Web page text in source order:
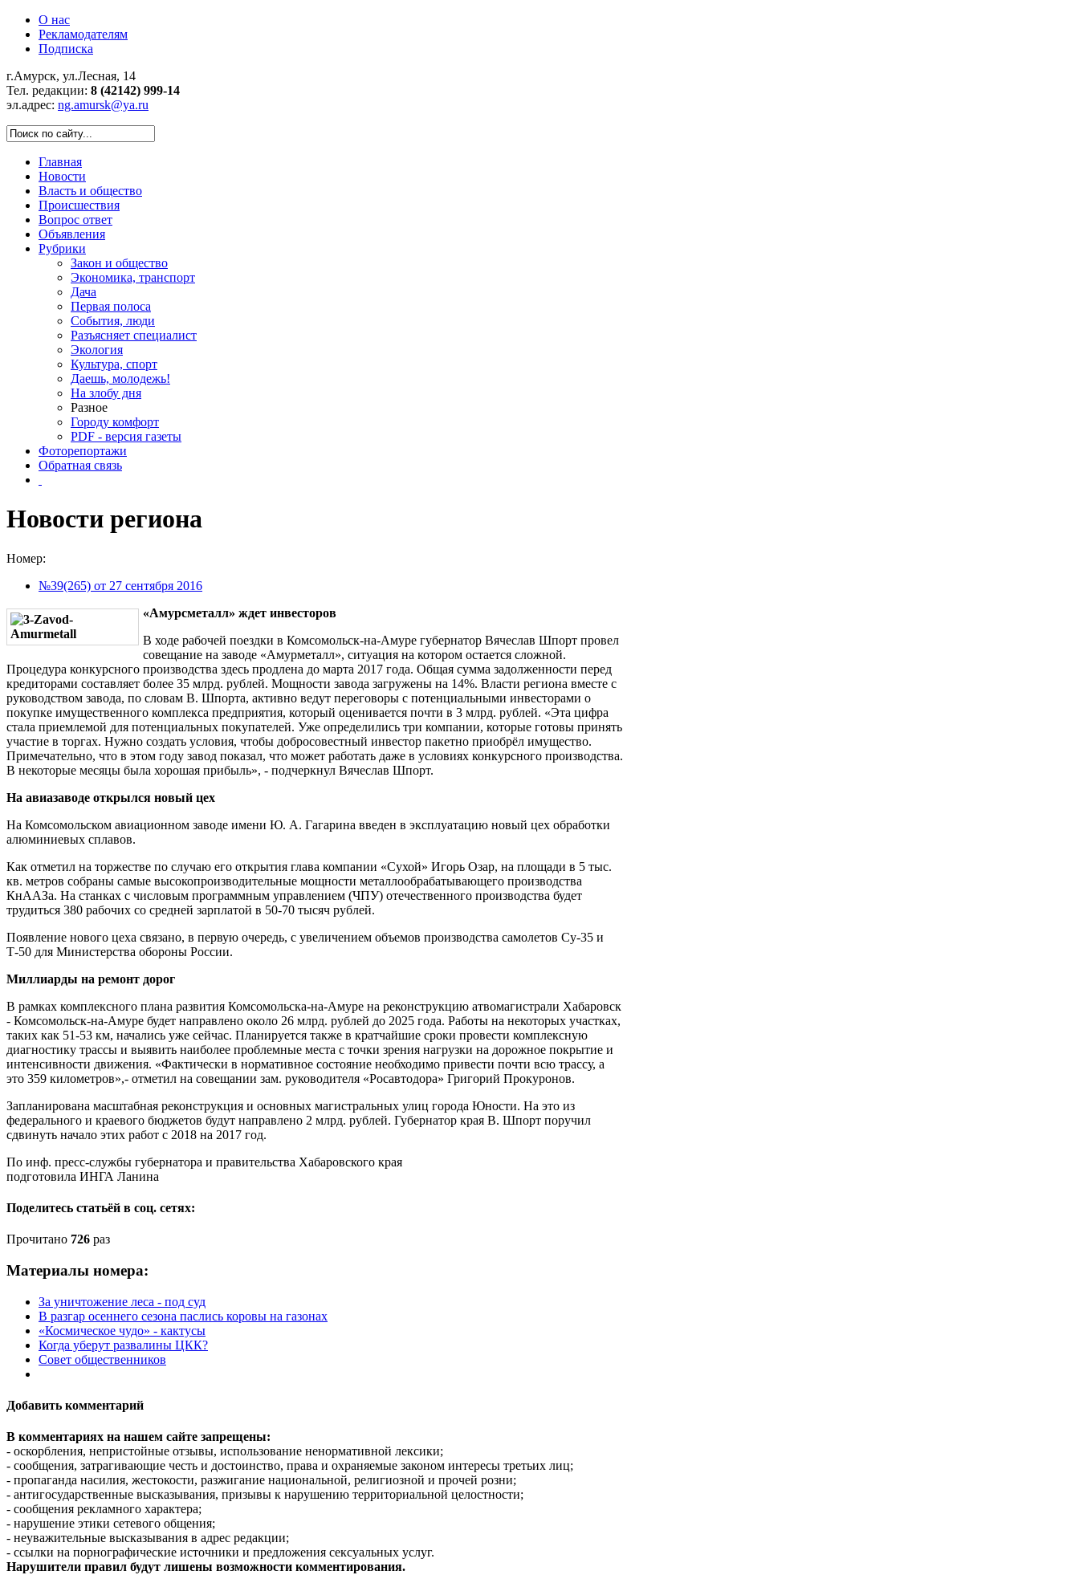
О нас
Рекламодателям
Подписка
г.Амурск, ул.Лесная, 14
Тел. редакции: 8 (42142) 999-14
эл.адрес: ng.amursk@ya.ru
Главная
Новости
Власть и общество
Происшествия
Вопрос ответ
Объявления
Рубрики
Закон и общество
Экономика, транспорт
Дача
Первая полоса
События, люди
Разъясняет специалист
Экология
Культура, спорт
Даешь, молодежь!
На злобу дня
Разное
Городу комфорт
PDF - версия газеты
Фоторепортажи
Обратная связь
Новости региона
Номер:
№39(265) от 27 сентября 2016
«Амурсметалл» ждет инвесторов
В ходе рабочей поездки в Комсомольск-на-Амуре губернатор Вячеслав Шпорт провел
совещание на заводе «Амурметалл», ситуация на котором остается сложной.
Процедура конкурсного производства здесь продлена до марта 2017 года. Общая сумма задолженности перед
кредиторами составляет более 35 млрд. рублей. Мощности завода загружены на 14%. Власти региона вместе с
руководством завода, по словам В. Шпорта, активно ведут переговоры с потенциальными инвесторами о
покупке имущественного комплекса предприятия, который оценивается почти в 3 млрд. рублей. «Эта цифра
стала приемлемой для потенциальных покупателей. Уже определились три компании, которые готовы принять
участие в торгах. Нужно создать условия, чтобы добросовестный инвестор пакетно приобрёл имущество.
Примечательно, что в этом году завод показал, что может работать даже в условиях конкурсного производства.
В некоторые месяцы была хорошая прибыль», - подчеркнул Вячеслав Шпорт.
На авиазаводе открылся новый цех
На Комсомольском авиационном заводе имени Ю. А. Гагарина введен в эксплуатацию новый цех обработки
алюминиевых сплавов.
Как отметил на торжестве по случаю его открытия глава компании «Сухой» Игорь Озар, на площади в 5 тыс.
кв. метров собраны самые высокопроизводительные мощности металлообрабатывающего производства
КнААЗа. На станках с числовым программным управлением (ЧПУ) отечественного производства будет
трудиться 380 рабочих со средней зарплатой в 50-70 тысяч рублей.
Появление нового цеха связано, в первую очередь, с увеличением объемов производства самолетов Су-35 и
Т-50 для Министерства обороны России.
Миллиарды на ремонт дорог
В рамках комплексного плана развития Комсомольска-на-Амуре на реконструкцию атвомагистрали Хабаровск
- Комсомольск-на-Амуре будет направлено около 26 млрд. рублей до 2025 года. Работы на некоторых участках,
таких как 51-53 км, начались уже сейчас. Планируется также в кратчайшие сроки провести комплексную
диагностику трассы и выявить наиболее проблемные места с точки зрения нагрузки на дорожное покрытие и
интенсивности движения. «Фактически в нормативное состояние необходимо привести почти всю трассу, а
это 359 километров»,- отметил на совещании зам. руководителя «Росавтодора» Григорий Прокуронов.
Запланирована масштабная реконструкция и основных магистральных улиц города Юности. На это из
федерального и краевого бюджетов будут направлено 2 млрд. рублей. Губернатор края В. Шпорт поручил
сдвинуть начало этих работ с 2018 на 2017 год.
По инф. пресс-службы губернатора и правительства Хабаровского края
подготовила ИНГА Ланина
Поделитесь статьёй в соц. сетях:
Прочитано 726 раз
Материалы номера:
За уничтожение леса - под суд
В разгар осеннего сезона паслись коровы на газонах
«Космическое чудо» - кактусы
Когда уберут развалины ЦКК?
Совет общественников
Добавить комментарий
В комментариях на нашем сайте запрещены:
- оскорбления, непристойные отзывы, использование ненормативной лексики;
- сообщения, затрагивающие честь и достоинство, права и охраняемые законом интересы третьих лиц;
- пропаганда насилия, жестокости, разжигание национальной, религиозной и прочей розни;
- антигосударственные высказывания, призывы к нарушению территориальной целостности;
- сообщения рекламного характера;
- нарушение этики сетевого общения;
- неуважительные высказывания в адрес редакции;
- ссылки на порнографические источники и предложения сексуальных услуг.
Нарушители правил будут лишены возможности комментирования.